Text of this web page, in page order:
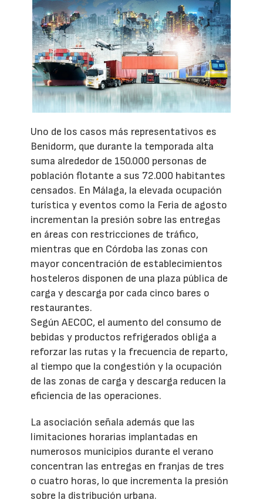
Uno de los casos más representativos es
Benidorm, que durante la temporada alta
suma alrededor de 150.000 personas de
población flotante a sus 72.000 habitantes
censados. En Málaga, la elevada ocupación
turística y eventos como la Feria de agosto
incrementan la presión sobre las entregas
en áreas con restricciones de tráfico,
mientras que en Córdoba las zonas con
mayor concentración de establecimientos
hosteleros disponen de una plaza pública de
carga y descarga por cada cinco bares o
restaurantes.
Según AECOC, el aumento del consumo de
bebidas y productos refrigerados obliga a
reforzar las rutas y la frecuencia de reparto,
al tiempo que la congestión y la ocupación
de las zonas de carga y descarga reducen la
eficiencia de las operaciones.
La asociación señala además que las
limitaciones horarias implantadas en
numerosos municipios durante el verano
concentran las entregas en franjas de tres
o cuatro horas, lo que incrementa la presión
sobre la distribución urbana.